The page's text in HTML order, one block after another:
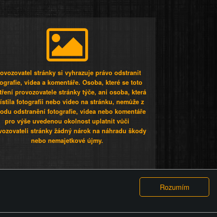
stránky si vyhrazuje právo odstranit
videa a komentáře. Osoba, které se toto
provozovatele stránky týče, ani osoba, která
fotografii nebo video na stránku, nemůže z
odstranění fotografie, videa nebo komentáře
pro výše uvedenou okolnost uplatnit vůči
stránky žádný nárok na náhradu škody
nebo nemajetkové újmy.
GDPR COOKIES